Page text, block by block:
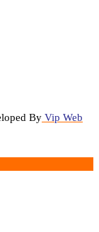
By Vip Web